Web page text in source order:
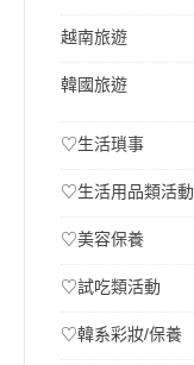
越南旅遊
韓國旅遊
♡生活瑣事
♡生活用品類活動
♡美容保養
♡試吃類活動
♡韓系彩妝/保養